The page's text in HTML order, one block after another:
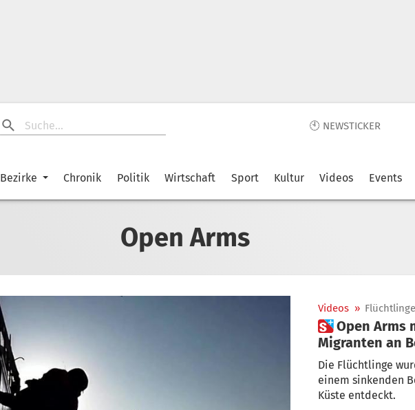
🕙 NEWSTICKER
Bezirke Chronik Politik Wirtschaft Sport Kultur Videos Events
Open Arms
Videos » Flüchtlinge
 Open Arms mit über 200
Migranten an
Die Flüchtlinge
einem sinkenden
Küste entdeckt.